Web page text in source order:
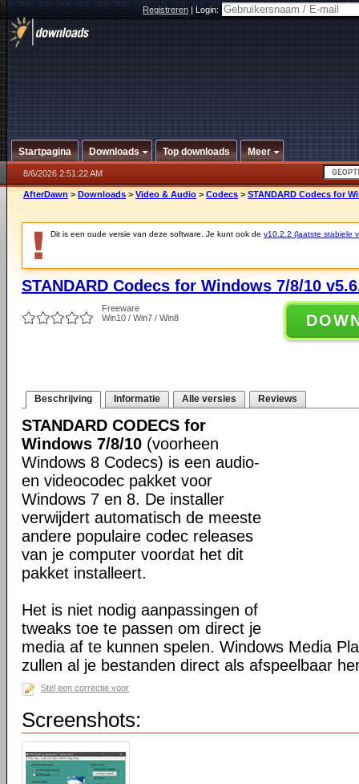
Registreren|Login:
Startpagina Downloads Top downloads Meer
8/6/2026 2:51:22 AM
AfterDawn > Downloads > Video & Audio > Codecs > STANDARD Codecs for
Dit is een oude versie van deze software. Je kunt ook de v10.2.2 (laatste stabiele
STANDARD Codecs for Windows 7/8/10
Freeware
Win10 / Win7 / Win8
Beschrijving Informatie Alle versies Reviews
STANDARD CODECS for
Windows 7/8/10 (voorheen
Windows 8 Codecs) is een audio-
en videocodec pakket voor
Windows 7 en 8. De installer
verwijdert automatisch de meeste
andere populaire codec releases
van je computer voordat het dit
pakket installeert.
Het is niet nodig aanpassingen of
tweaks toe te passen om direct je
media af te kunnen spelen. Windows Media
zullen al je bestanden direct als afspeelbaar
Stel een correctie voor
Screenshots: